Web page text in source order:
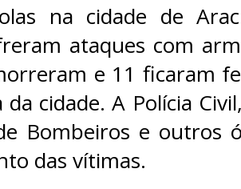
na cidade de
ataques com
e 11 ficaram
cidade. A Polícia
Bombeiros e outros
das vítimas.